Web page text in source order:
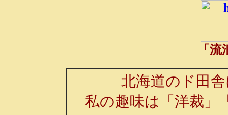
「
北海道のド田
私の趣味は「洋裁」